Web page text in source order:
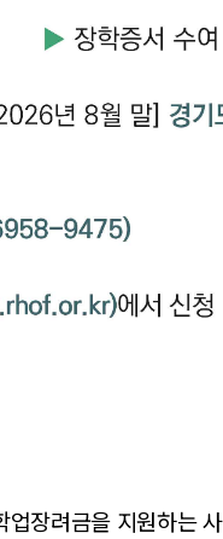
장려금을 지원하는